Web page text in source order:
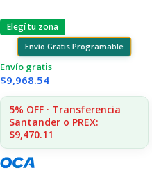
Elegí tu zona
Envío Gratis Programable
Envío gratis
$9,968.54
5% OFF · Transferencia
Santander o PREX:
$9,470.11